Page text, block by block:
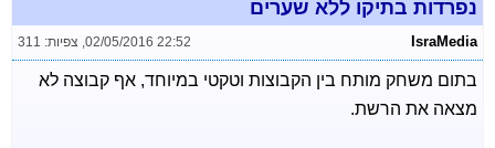
נפרדות בתיקו ללא שערים
IsraMedia
02/05/2016 22:52
, צפיות: 311
בתום משחק מותח בין הקבוצות וטקטי במיוחד, אף קבוצה לא
מצאה את הרשת.